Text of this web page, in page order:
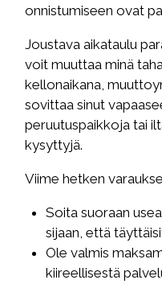
onnistumiseen ovat
Joustava aikataulu
voit muuttaa minä
kellonaikana,
sovittaa sinut
peruutuspaikkoja tai
kysyttyjä.
Viime hetken
Soita suoraan
sijaan, että
Ole valmis
kiireellisestä